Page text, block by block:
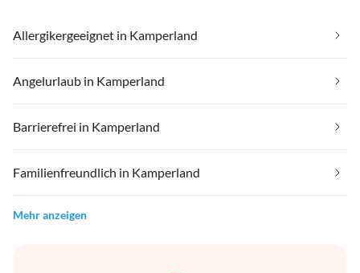
Allergikergeeignet in Kamperland
Angelurlaub in Kamperland
Barrierefrei in Kamperland
Familienfreundlich in Kamperland
Mehr anzeigen